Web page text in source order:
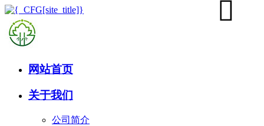
网站首页
关于我们
公司简介